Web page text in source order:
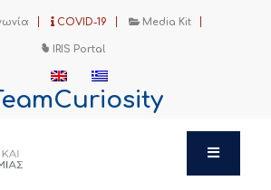
COVID-19 Media Kit
IRIS Portal